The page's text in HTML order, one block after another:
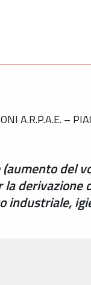
A.R.P.A.E. –
del
derivazione
industriale,